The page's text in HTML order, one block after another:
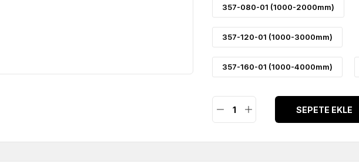
357-080-01 (1000-2000mm)
357-120-01 (1000-3000mm)
357-160-01 (1000-4000mm)
SEPETE EKLE